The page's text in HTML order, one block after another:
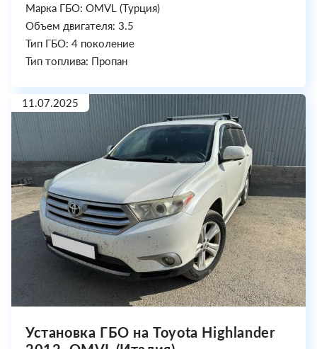
Марка ГБО: OMVL (Турция)
Объем двигателя: 3.5
Тип ГБО: 4 поколение
Тип топлива: Пропан
11.07.2025
Установка ГБО на Toyota Highlander